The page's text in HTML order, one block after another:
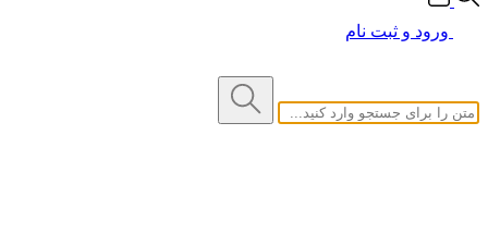
ورود و ثبت نام